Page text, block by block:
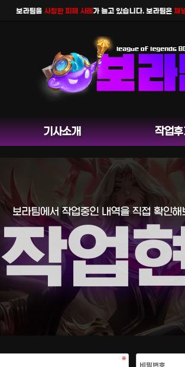
보라팀을사칭한 피해 사례가 늘고 있습니다. 보라팀은채널
기사소개 작업